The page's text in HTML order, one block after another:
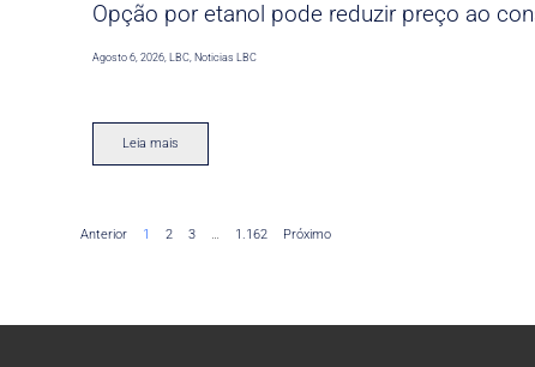
Opção por etanol pode reduzir preço ao
Agosto 6, 2026 ,LBC Noticias LBC
Leia mais
Anterior 1 2 3 … 1.162 Próximo